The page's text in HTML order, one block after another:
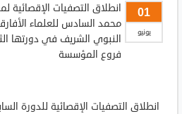
01
يونيو
انطلاق التصفيات
محمد السادس للعلماء
النبوي الشريف في دورتها
فروع المؤسسة
انطلاق التصفيات الإقصائية للدورة